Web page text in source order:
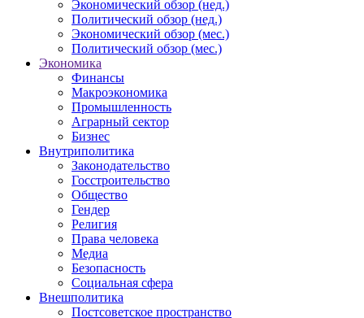
Экономический обзор (нед.)
Политический обзор (нед.)
Экономический обзор (мес.)
Политический обзор (мес.)
Экономика
Финансы
Макроэкономика
Промышленность
Аграрный сектор
Бизнес
Внутриполитика
Законодательство
Госстроительство
Общество
Гендер
Религия
Права человека
Медиа
Безопасность
Социальная сфера
Внешполитика
Постсоветское пространство